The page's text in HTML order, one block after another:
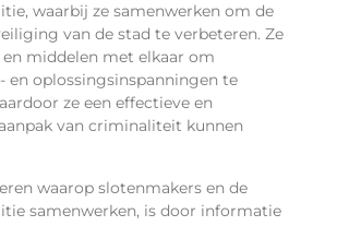
waarbij ze samenwerken om de
van de stad te verbeteren. Ze
middelen met elkaar om
en oplossingsinspanningen te
ze een effectieve en
van criminaliteit kunnen
waarop slotenmakers en de
samenwerken, is door informatie